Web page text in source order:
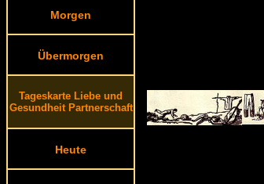
Morgen
Übermorgen
Tageskarte Liebe und
Gesundheit Partnerschaft
Heute